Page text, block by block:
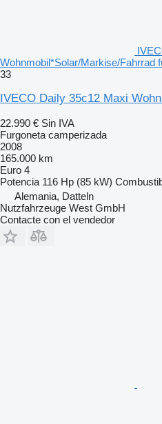
Wohnmobil*Solar/Markise/Fahrrad
33
IVECO Daily 35c12 Maxi
22.990 € Sin IVA
Furgoneta camperizada
2008
165.000 km
Euro 4
Potencia 116 Hp (85 kW)
Alemania, Datteln
Nutzfahrzeuge West GmbH
Contacte con el vendedor